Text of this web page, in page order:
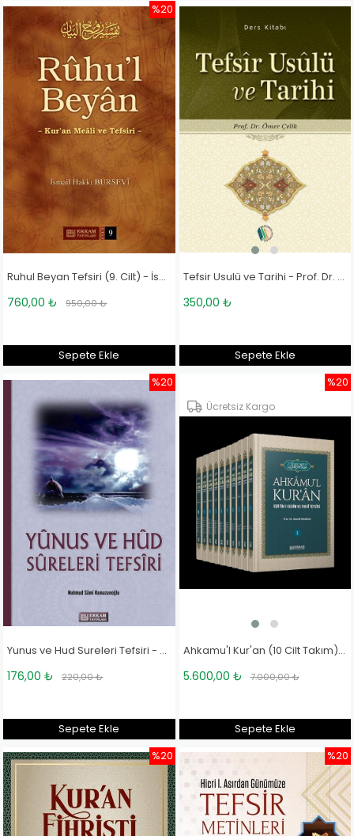
Ruhul Beyan Tefsiri (9. Cilt) - İsmail Hakkı Bursevi
760,00 ₺ 950,00 ₺
Sepete Ekle
%20
Tefsir Usulü ve Tarihi - Prof. Dr. Ömer Çelik
350,00 ₺
Sepete Ekle
Yunus ve Hud Sureleri Tefsiri - Mahmud Sami Ramazanoğlu
176,00 ₺ 220,00 ₺
Sepete Ekle
%20
Ahkamu'l Kur'an (10 Cilt Takım) - Prof. Dr. Hamdi Döndüren
5.600,00 ₺ 7.000,00 ₺
Sepete Ekle
%20
Ücretsiz Kargo
%20 %20